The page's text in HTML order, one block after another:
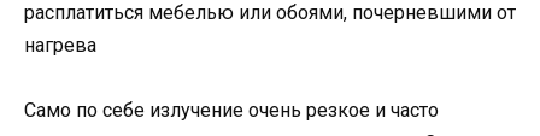
расплатиться мебелью или обоями, почерневшими от
нагрева
Само по себе излучение очень резкое и часто